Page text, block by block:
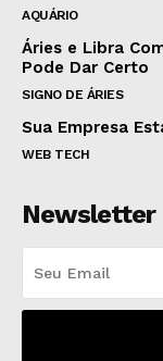
AQUÁRIO
Áries e Libra
Pode Dar Certo
SIGNO DE ÁRIES
Sua Empresa
WEB TECH
Newsletter